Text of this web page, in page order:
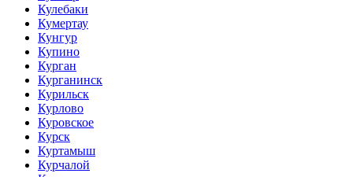
Кулебаки
Кумертау
Кунгур
Купино
Курган
Курганинск
Курильск
Курлово
Куровское
Курск
Куртамыш
Курчалой